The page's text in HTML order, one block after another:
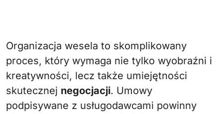
Organizacja wesela to skomplikowany
proces, który wymaga nie tylko wyobraźni i
kreatywności, lecz także umiejętności
skutecznej negocjacji. Umowy
podpisywane z usługodawcami powinny